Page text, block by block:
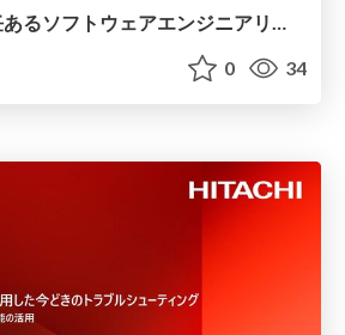
生成AI時代の責任あるソフトウェアエンジニアリング #GoogleCloud
0 34